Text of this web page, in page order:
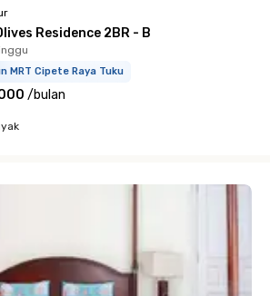
Residence 2BR - B
MRT Cipete Raya Tuku
/bulan